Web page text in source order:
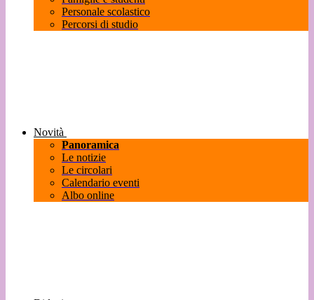
Personale scolastico
Percorsi di studio
Novità
Panoramica
Le notizie
Le circolari
Calendario eventi
Albo online